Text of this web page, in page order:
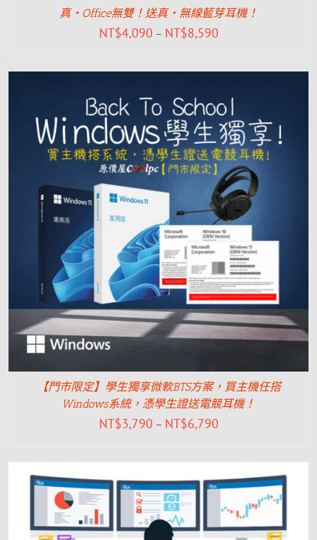
真‧Office無雙！送真‧無線藍芽耳機！
NT$4,090 – NT$8,590
【門市限定】學生獨享微軟BTS方案，買主機任搭
Windows系統，憑學生證送電競耳機！
NT$3,790 – NT$6,790